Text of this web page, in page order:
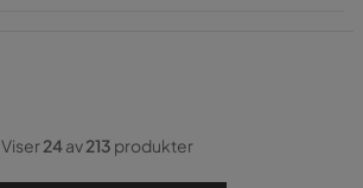
Viser24av213 produkter